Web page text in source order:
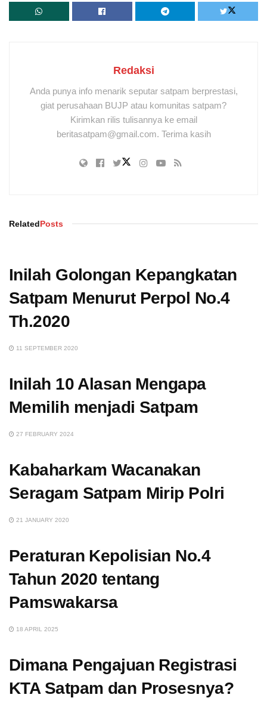
Redaksi
Anda punya info menarik seputar satpam berprestasi,
giat perusahaan BUJP atau komunitas satpam?
Kirimkan rilis tulisannya ke email
beritasatpam@gmail.com. Terima kasih
RelatedPosts
Inilah Golongan Kepangkatan
Satpam Menurut Perpol No.4
Th.2020
11 SEPTEMBER 2020
Inilah 10 Alasan Mengapa
Memilih menjadi Satpam
27 FEBRUARY 2024
Kabaharkam Wacanakan
Seragam Satpam Mirip Polri
21 JANUARY 2020
Peraturan Kepolisian No.4
Tahun 2020 tentang
Pamswakarsa
18 APRIL 2025
Dimana Pengajuan Registrasi
KTA Satpam dan Prosesnya?